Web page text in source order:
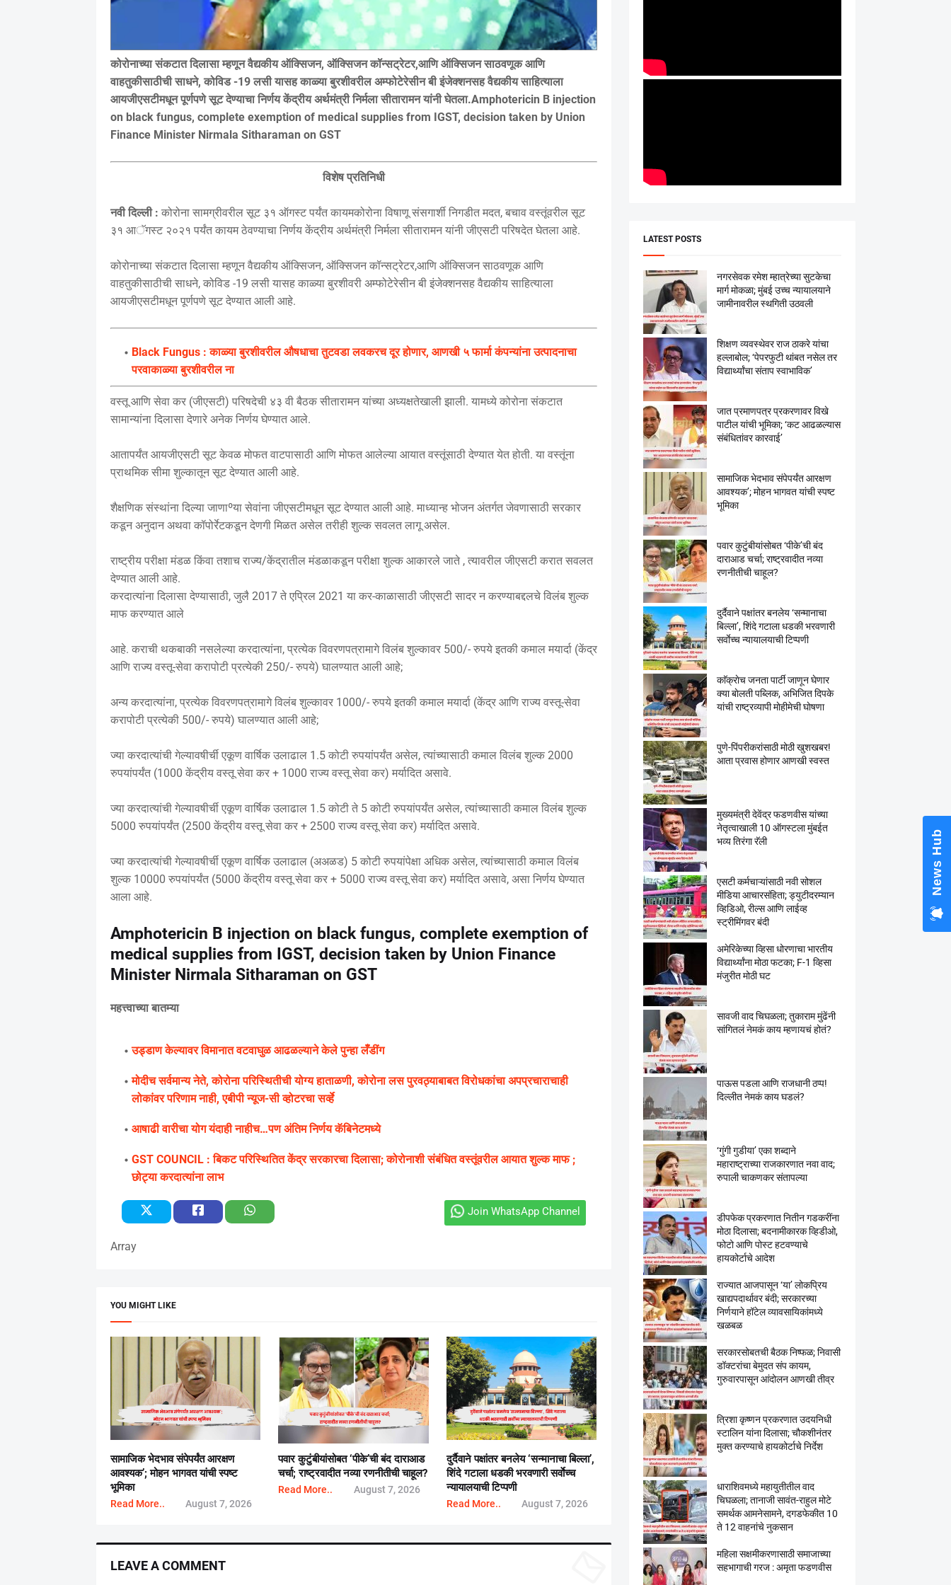
कोरोनाच्या संकटात दिलासा म्हणून वैद्यकीय ऑक्सिजन, ऑक्सिजन कॉन्सट्रेटर,आणि ऑक्सिजन साठवणूक आणि
वाहतुकीसाठीची साधने, कोविड -19 लसी यासह काळ्या बुरशीवरील अम्फोटेरेसीन बी इंजेक्शनसह वैद्यकीय साहित्याला
आयजीएसटीमधून पूर्णपणे सूट देण्याचा निर्णय केंद्रीय अर्थमंत्री निर्मला सीतारामन यांनी घेतला.Amphotericin B injection
on black fungus, complete exemption of medical supplies from IGST, decision taken by Union
Finance Minister Nirmala Sitharaman on GST
विशेष प्रतिनिधी
नवी दिल्ली : कोरोना सामग्रीवरील सूट ३१ ऑगस्ट पर्यंत कायमकोरोना विषाणू संसगार्शी निगडीत मदत, बचाव वस्तूंवरील सूट
३१ आॅगस्ट २०२१ पर्यंत कायम ठेवण्याचा निर्णय केंद्रीय अर्थमंत्री निर्मला सीतारामन यांनी जीएसटी परिषदेत घेतला आहे.
कोरोनाच्या संकटात दिलासा म्हणून वैद्यकीय ऑक्सिजन, ऑक्सिजन कॉन्सट्रेटर,आणि ऑक्सिजन साठवणूक आणि
वाहतुकीसाठीची साधने, कोविड -19 लसी यासह काळ्या बुरशीवरी अम्फोटेरेसीन बी इंजेक्शनसह वैद्यकीय साहित्याला
आयजीएसटीमधून पूर्णपणे सूट देण्यात आली आहे.
Black Fungus : काळ्या बुरशीवरील औषधाचा तुटवडा लवकरच दूर होणार, आणखी ५ फार्मा कंपन्यांना उत्पादनाचा
परवाकाळ्या बुरशीवरील ना
वस्तू आणि सेवा कर (जीएसटी) परिषदेची ४३ वी बैठक सीतारामन यांच्या अध्यक्षतेखाली झाली. यामध्ये कोरोना संकटात
सामान्यांना दिलासा देणारे अनेक निर्णय घेण्यात आले.
आतापर्यंत आयजीएसटी सूट केवळ मोफत वाटपासाठी आणि मोफत आलेल्या आयात वस्तूंसाठी देण्यात येत होती. या वस्तूंना
प्राथमिक सीमा शुल्कातून सूट देण्यात आली आहे.
शैक्षणिक संस्थांना दिल्या जाणाºया सेवांना जीएसटीमधून सूट देण्यात आली आहे. माध्यान्ह भोजन अंतर्गत जेवणासाठी सरकार
कडून अनुदान अथवा कॉपोर्रेटकडून देणगी मिळत असेल तरीही शुल्क सवलत लागू असेल.
राष्ट्रीय परीक्षा मंडळ किंवा तशाच राज्य/केंद्रातील मंडळाकडून परीक्षा शुल्क आकारले जाते , त्यावरील जीएसटी करात सवलत
देण्यात आली आहे.
करदात्यांना दिलासा देण्यासाठी, जुलै 2017 ते एप्रिल 2021 या कर-काळासाठी जीएसटी सादर न करण्याबद्दलचे विलंब शुल्क
माफ करण्यात आले
आहे. कराची थकबाकी नसलेल्या करदात्यांना, प्रत्येक विवरणपत्रामागे विलंब शुल्कावर 500/- रुपये इतकी कमाल मयार्दा (केंद्र
आणि राज्य वस्तू-सेवा करापोटी प्रत्येकी 250/- रुपये) घालण्यात आली आहे;
अन्य करदात्यांना, प्रत्येक विवरणपत्रामागे विलंब शुल्कावर 1000/- रुपये इतकी कमाल मयार्दा (केंद्र आणि राज्य वस्तू-सेवा
करापोटी प्रत्येकी 500/- रुपये) घालण्यात आली आहे;
ज्या करदात्यांची गेल्यावषीर्ची एकूण वार्षिक उलाढाल 1.5 कोटी रुपयांपर्यंत असेल, त्यांच्यासाठी कमाल विलंब शुल्क 2000
रुपयांपर्यंत (1000 केंद्रीय वस्तू सेवा कर + 1000 राज्य वस्तू सेवा कर) मर्यादित असावे.
ज्या करदात्यांची गेल्यावषीर्ची एकूण वार्षिक उलाढाल 1.5 कोटी ते 5 कोटी रुपयांपर्यंत असेल, त्यांच्यासाठी कमाल विलंब शुल्क
5000 रुपयांपर्यंत (2500 केंद्रीय वस्तू सेवा कर + 2500 राज्य वस्तू सेवा कर) मर्यादित असावे.
ज्या करदात्यांची गेल्यावषीर्ची एकूण वार्षिक उलाढाल (अअळड) 5 कोटी रुपयांपेक्षा अधिक असेल, त्यांच्यासाठी कमाल विलंब
शुल्क 10000 रुपयांपर्यंत (5000 केंद्रीय वस्तू सेवा कर + 5000 राज्य वस्तू सेवा कर) मर्यादित असावे, असा निर्णय घेण्यात
आला आहे.
Amphotericin B injection on black fungus, complete exemption of
medical supplies from IGST, decision taken by Union Finance
Minister Nirmala Sitharaman on GST
महत्त्वाच्या बातम्या
उड्डाण केल्यावर विमानात वटवाघुळ आढळल्याने केले पुन्हा लॅँडींग
मोदीच सर्वमान्य नेते, कोरोना परिस्थितीची योग्य हाताळणी, कोरोना लस पुरवठ्याबाबत विरोधकांचा अपप्रचाराचाही
लोकांवर परिणाम नाही, एबीपी न्यूज-सी व्होटरचा सर्व्हे
आषाढी वारीचा योग यंदाही नाहीच…पण अंतिम निर्णय कॅबिनेटमध्ये
GST COUNCIL : बिकट परिस्थितित केंद्र सरकारचा दिलासा; कोरोनाशी संबंधित वस्तूंवरील आयात शुल्क माफ ;
छोट्या करदात्यांना लाभ
Join WhatsApp Channel
Array
YOU MIGHT LIKE
सामाजिक भेदभाव संपेपर्यंत आरक्षण
आवश्यक’; मोहन भागवत यांची स्पष्ट
भूमिका
Read More.. August 7, 2026
पवार कुटुंबीयांसोबत ‘पीके’ची बंद दाराआड
चर्चा; राष्ट्रवादीत नव्या रणनीतीची चाहूल?
Read More.. August 7, 2026
दुर्दैवाने पक्षांतर बनलेय ‘सन्मानाचा बिल्ला’,
शिंदे गटाला धडकी भरवणारी सर्वाेच्च
न्यायालयाची टिप्पणी
Read More.. August 7, 2026
LEAVE A COMMENT
LATEST POSTS
नगरसेवक रमेश म्हात्रेच्या सुटकेचा
मार्ग मोकळा; मुंबई उच्च न्यायालयाने
जामीनावरील स्थगिती उठवली
शिक्षण व्यवस्थेवर राज ठाकरे यांचा
हल्लाबोल; ‘पेपरफुटी थांबत नसेल तर
विद्यार्थ्यांचा संताप स्वाभाविक’
जात प्रमाणपत्र प्रकरणावर विखे
पाटील यांची भूमिका; ‘कट आढळल्यास
संबंधितांवर कारवाई’
सामाजिक भेदभाव संपेपर्यंत आरक्षण
आवश्यक’; मोहन भागवत यांची स्पष्ट
भूमिका
पवार कुटुंबीयांसोबत ‘पीके’ची बंद
दाराआड चर्चा; राष्ट्रवादीत नव्या
रणनीतीची चाहूल?
दुर्दैवाने पक्षांतर बनलेय ‘सन्मानाचा
बिल्ला’, शिंदे गटाला धडकी भरवणारी
सर्वाेच्च न्यायालयाची टिप्पणी
काॅक्राेच जनता पार्टी जाणून घेणार
क्या बाेलती पब्लिक, अभिजित दिपके
यांची राष्ट्रव्यापी माेहीमेची घाेषणा
पुणे-पिंपरीकरांसाठी मोठी खुशखबर!
आता प्रवास होणार आणखी स्वस्त
मुख्यमंत्री देवेंद्र फडणवीस यांच्या
नेतृत्वाखाली 10 ऑगस्टला मुंबईत
भव्य तिरंगा रॅली
एसटी कर्मचाऱ्यांसाठी नवी सोशल
मीडिया आचारसंहिता; ड्युटीदरम्यान
व्हिडिओ, रील्स आणि लाईव्ह
स्ट्रीमिंगवर बंदी
अमेरिकेच्या व्हिसा धोरणाचा भारतीय
विद्यार्थ्यांना मोठा फटका; F-1 व्हिसा
मंजुरीत मोठी घट
सावजी वाद चिघळला; तुकाराम मुंढेंनी
सांगितलं नेमकं काय म्हणायचं होतं?
पाऊस पडला आणि राजधानी ठप्प!
दिल्लीत नेमकं काय घडलं?
‘गुंगी गुडीया’ एका शब्दाने
महाराष्ट्राच्या राजकारणात नवा वाद;
रुपाली चाकणकर संतापल्या
डीपफेक प्रकरणात नितीन गडकरींना
मोठा दिलासा; बदनामीकारक व्हिडीओ,
फोटो आणि पोस्ट हटवण्याचे
हायकोर्टाचे आदेश
राज्यात आजपासून ‘या’ लोकप्रिय
खाद्यपदार्थावर बंदी; सरकारच्या
निर्णयाने हॉटेल व्यावसायिकांमध्ये
खळबळ
सरकारसोबतची बैठक निष्फळ; निवासी
डॉक्टरांचा बेमुदत संप कायम,
गुरुवारपासून आंदोलन आणखी तीव्र
त्रिशा कृष्णन प्रकरणात उदयनिधी
स्टालिन यांना दिलासा; चौकशीनंतर
मुक्त करण्याचे हायकोर्टाचे निर्देश
धाराशिवमध्ये महायुतीतील वाद
चिघळला; तानाजी सावंत-राहुल मोटे
समर्थक आमनेसामने, दगडफेकीत 10
ते 12 वाहनांचे नुकसान
महिला सक्षमीकरणासाठी समाजाच्या
सहभागाची गरज : अमृता फडणवीस
News Hub